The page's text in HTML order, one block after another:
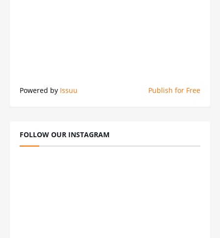
Powered by Issuu Publish for Free
FOLLOW OUR INSTAGRAM